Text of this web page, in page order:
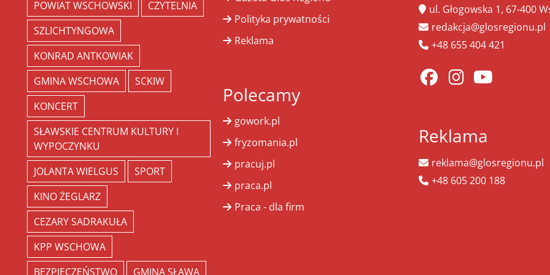
POWIAT WSCHOWSKI
CZYTELNIA
SZLICHTYNGOWA
KONRAD ANTKOWIAK
GMINA WSCHOWA
SCKIW
KONCERT
SŁAWSKIE CENTRUM KULTURY I
WYPOCZYNKU
JOLANTA WIELGUS
SPORT
KINO ŻEGLARZ
CEZARY SADRAKUŁA
KPP WSCHOWA
BEZPIECZEŃSTWO
GMINA SŁAWA
Polityka prywatności
Reklama
Polecamy
gowork.pl
fryzomania.pl
pracuj.pl
praca.pl
Praca - dla firm
ul. Głogowska 1, 67-400
redakcja@glosregionu.pl
+48 655 404 421
Reklama
reklama@glosregionu.pl
+48 605 200 188